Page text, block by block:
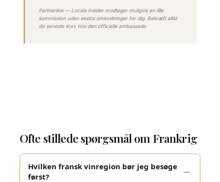
Partnerlink — Locals Insider modtager muligvis en lille
kommission uden ekstra omkostninger for dig. Bekræft altid
de seneste krav hos den officielle ambassade.
Ofte stillede spørgsmål om Frankrig
Hvilken fransk vinregion bør jeg besøge
først?